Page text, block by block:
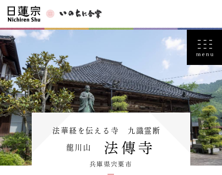
法華経を伝える寺 九識霊断
龍川山 法傳寺
兵庫県宍粟市